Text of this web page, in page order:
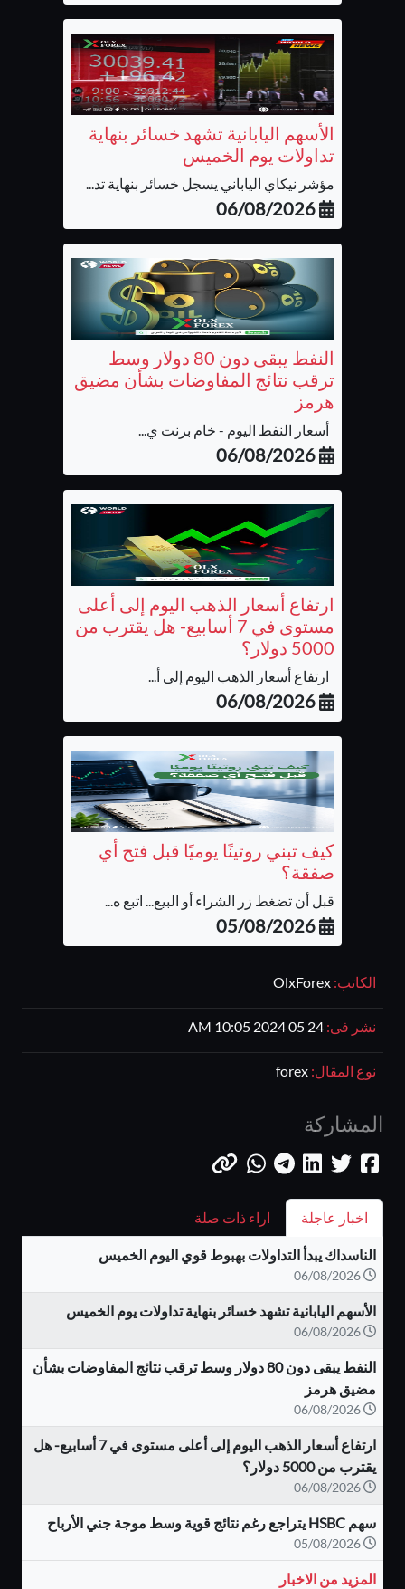
الكاتب:
نشر فى:
نوع المقال:
المشاركة
اخبار عاجلة اراء ذات صلة
الناسداك يبدأ التداولات بهبوط قوي اليوم الخميس
الأسهم اليابانية تشهد خسائر بنهاية تداولات يوم الخميس
النفط يبقى دون 80 دولار وسط ترقب نتائج المفاوضات بشأن
مضيق هرمز
ارتفاع أسعار الذهب اليوم إلى أعلى مستوى في 7 أسابيع- هل
يقترب من 5000 دولار؟
سهم HSBC يتراجع رغم نتائج قوية وسط موجة جني الأرباح
المزيد من الاخبار
الأسهم اليابانية تشهد خسائر بنهاية
تداولات يوم الخميس
مؤشر نيكاي الياباني يسجل خسائر بنهاية تد...
06/08/2026
النفط يبقى دون 80 دولار وسط
ترقب نتائج المفاوضات بشأن مضيق
هرمز
أسعار النفط اليوم - خام برنت ي...
06/08/2026
ارتفاع أسعار الذهب اليوم إلى أعلى
مستوى في 7 أسابيع- هل يقترب من
5000 دولار؟
ارتفاع أسعار الذهب اليوم إلى أ...
06/08/2026
كيف تبني روتينًا يوميًا قبل فتح أي
صفقة؟
قبل أن تضغط زر الشراء أو البيع... اتبع ه...
05/08/2026